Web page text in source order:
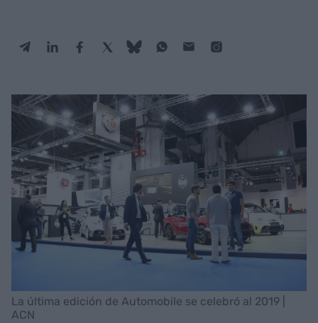
La última edición de Automobile se celebró al 2019 |
ACN